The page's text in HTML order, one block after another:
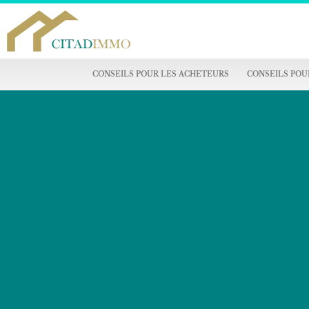
CONSEILS POUR LES ACHETEURS CONSEILS